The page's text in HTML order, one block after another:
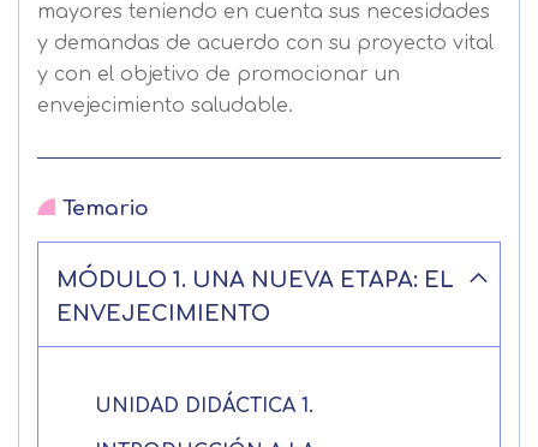
mayores teniendo en cuenta sus necesidades
y demandas de acuerdo con su proyecto vital
y con el objetivo de promocionar un
envejecimiento saludable.
Temario
MÓDULO 1. UNA NUEVA ETAPA: EL
ENVEJECIMIENTO
UNIDAD DIDÁCTICA 1.